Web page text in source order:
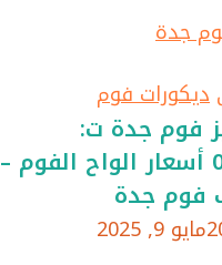
ت:
ديكورات فوم
فوم جدة ت:
0501986384 أسعار الواح الفوم –
فوم جدة
مايو 9, 2025